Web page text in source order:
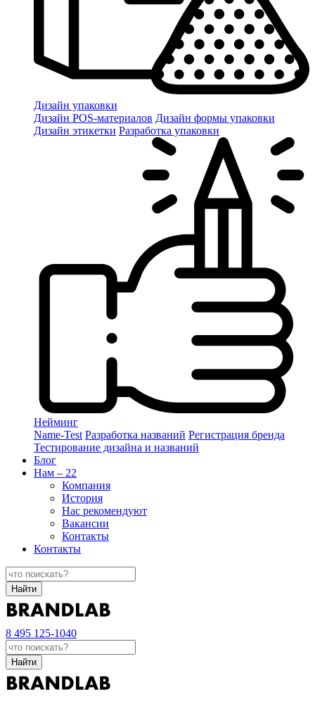
Дизайн упаковки
Дизайн POS-материалов Дизайн формы упаковки
Дизайн этикетки Разработка упаковки
Нейминг
Name-Test Разработка названий Регистрация бренда
Тестирование дизайна и названий
Блог
Нам – 22
Компания
История
Нас рекомендуют
Вакансии
Контакты
Контакты
Найти
8 495 125-1040
Найти